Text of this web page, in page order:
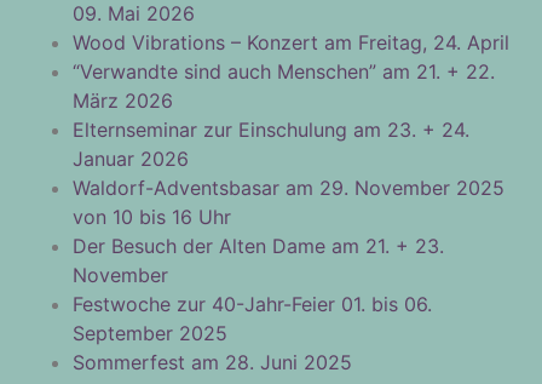
09. Mai 2026
Wood Vibrations – Konzert am Freitag, 24. April
“Verwandte sind auch Menschen” am 21. + 22.
März 2026
Elternseminar zur Einschulung am 23. + 24.
Januar 2026
Waldorf-Adventsbasar am 29. November 2025
von 10 bis 16 Uhr
Der Besuch der Alten Dame am 21. + 23.
November
Festwoche zur 40-Jahr-Feier 01. bis 06.
September 2025
Sommerfest am 28. Juni 2025